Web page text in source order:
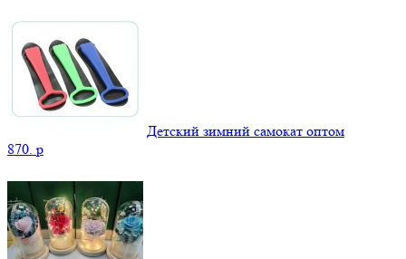
Детский зимний самокат оптом
870. p